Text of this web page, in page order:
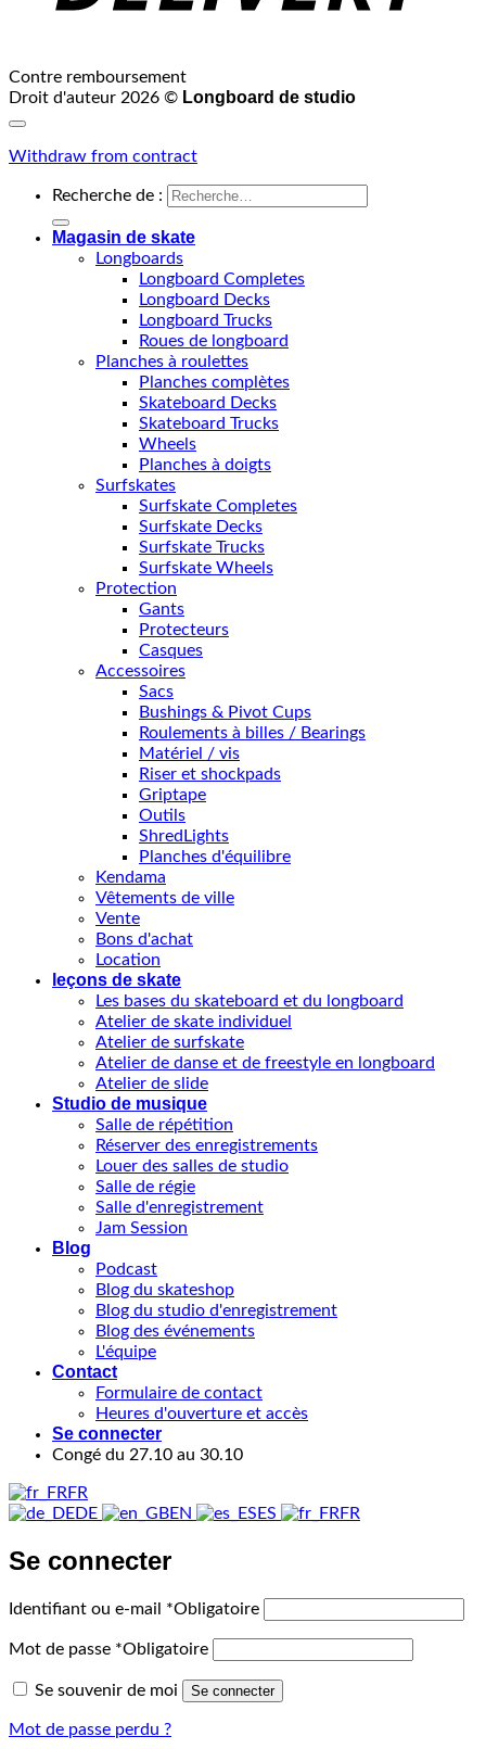
Contre remboursement
Droit d'auteur 2026 © Longboard de studio
Withdraw from contract
Recherche de :
Magasin de skate
Longboards
Longboard Completes
Longboard Decks
Longboard Trucks
Roues de longboard
Planches à roulettes
Planches complètes
Skateboard Decks
Skateboard Trucks
Wheels
Planches à doigts
Surfskates
Surfskate Completes
Surfskate Decks
Surfskate Trucks
Surfskate Wheels
Protection
Gants
Protecteurs
Casques
Accessoires
Sacs
Bushings & Pivot Cups
Roulements à billes / Bearings
Matériel / vis
Riser et shockpads
Griptape
Outils
ShredLights
Planches d'équilibre
Kendama
Vêtements de ville
Vente
Bons d'achat
Location
leçons de skate
Les bases du skateboard et du longboard
Atelier de skate individuel
Atelier de surfskate
Atelier de danse et de freestyle en longboard
Atelier de slide
Studio de musique
Salle de répétition
Réserver des enregistrements
Louer des salles de studio
Salle de régie
Salle d'enregistrement
Jam Session
Blog
Podcast
Blog du skateshop
Blog du studio d'enregistrement
Blog des événements
L'équipe
Contact
Formulaire de contact
Heures d'ouverture et accès
Se connecter
Congé du 27.10 au 30.10
FR
DE
EN ES FR
Se connecter
Identifiant ou e-mail *Obligatoire
Mot de passe *Obligatoire
Se souvenir de moi Se connecter
Mot de passe perdu ?